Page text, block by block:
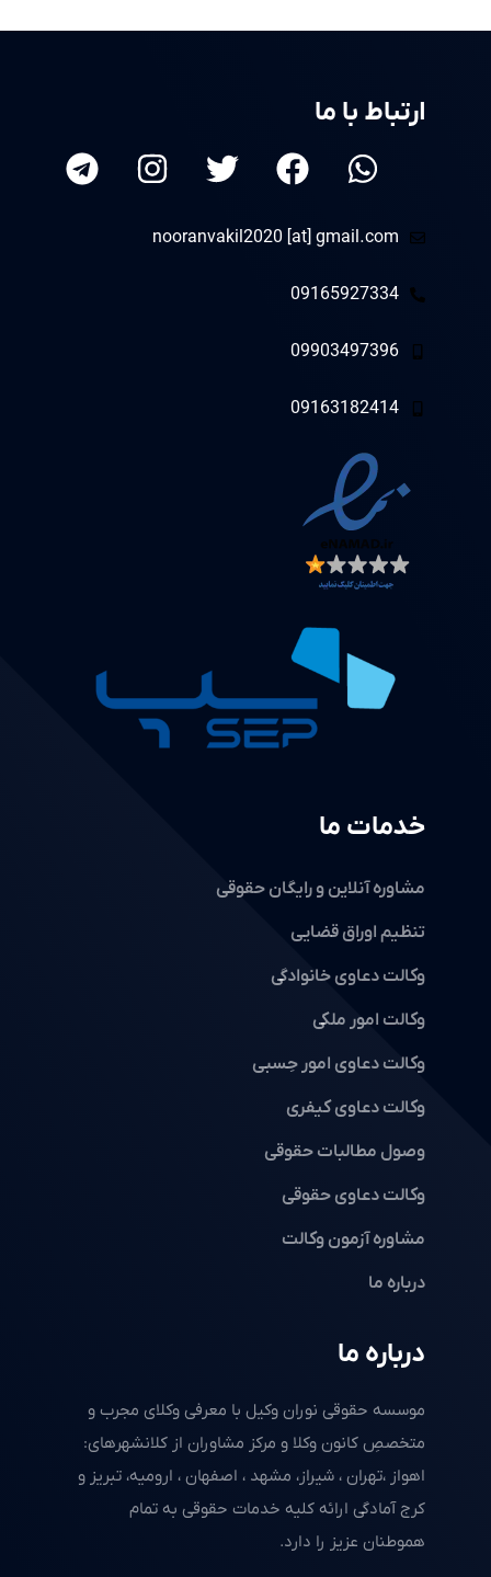
درباره ما
موسسه حقوقی نوران وکیل با معرفی وکلای مجرب و
متخصصِ کانون وکلا و مرکز مشاوران از کلانشهرهای:
اهواز ،تهران ، شیراز، مشهد ، اصفهان ، ارومیه، تبریز و
کرج آمادگی ارائه کلیه خدمات حقوقی به تمام
هموطنان عزیز را دارد.
خدمات ما
مشاوره آنلاین و رایگان حقوقی
تنظیم اوراق قضایی
وکالت دعاوی خانوادگی
وکالت امور ملکی
وکالت دعاوی امور حِسبی
وکالت دعاوی کیفری
وصول مطالبات حقوقی
وکالت دعاوی حقوقی
مشاوره آزمون وکالت
درباره ما
ارتباط با ما
nooranvakil2020 [at] gmail.com
09165927334
09903497396
09163182414